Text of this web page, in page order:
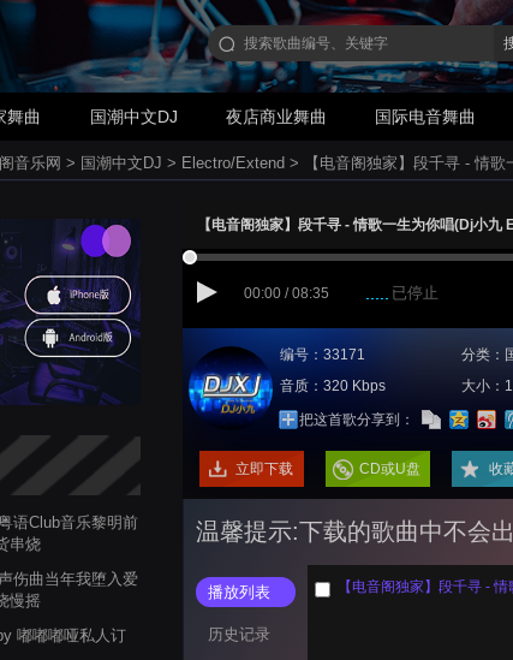
舞曲 国潮中文DJ 夜店商业舞曲 国际电音舞曲
音乐网 > 国潮中文DJ > Electro/Extend > 【电音阁独家】段千寻 - 情
语Club音乐黎明前
串烧
伤曲当年我堕入爱
慢摇
嘟嘟嘟哑私人订
【电音阁独家】段千寻 - 情歌一生为你唱(Dj小
00:00 / 08:35 已停止
编号：33171 分类：
音质：320 Kbps
大小：
把这首歌分享到：
立即下载 CD或U盘 收
温馨提示:下载的歌曲中不会
播放列表
历史记录